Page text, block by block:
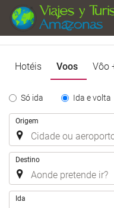
Hotéis Voos Vôo
Tipo
Trayecto
Só ida Ida e volta
Trajecto
Origem
Destino
Ida